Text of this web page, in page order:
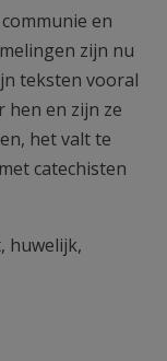
en
zijn nu
teksten vooral
hen en zijn ze
het valt te
catechisten
huwelijk,